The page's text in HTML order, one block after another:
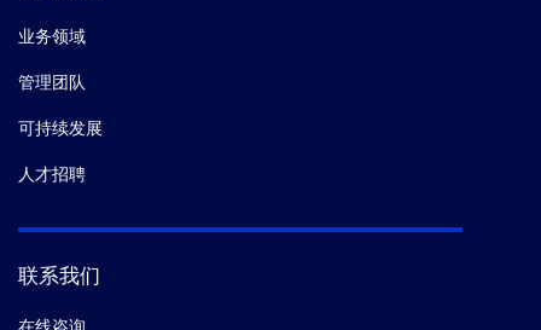
业务领域
管理团队
可持续发展
人才招聘
联系我们